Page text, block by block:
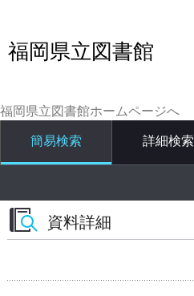
福岡県立図書館
福岡県立図書館ホームページへ
簡易検索 詳細検索
資料詳細